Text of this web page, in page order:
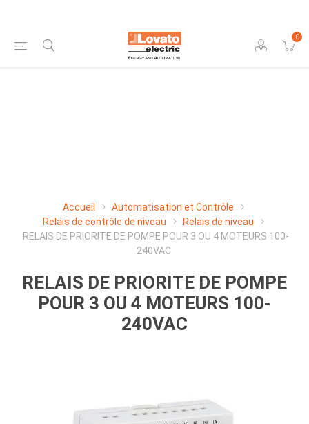
0
Accueil
Automatisation et Contrôle
Relais de contrôle de niveau
Relais de niveau
RELAIS DE PRIORITE DE POMPE POUR 3 OU 4 MOTEURS 100-
240VAC
RELAIS DE PRIORITE DE POMPE
POUR 3 OU 4 MOTEURS 100-
240VAC